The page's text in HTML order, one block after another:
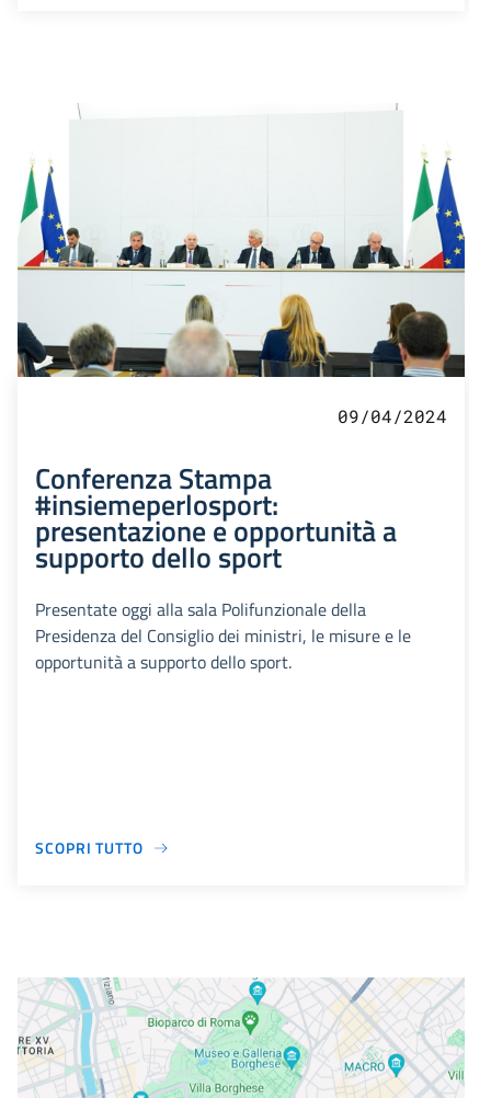
09/04/2024
Conferenza Stampa
#insiemeperlosport:
presentazione e opportunità a
supporto dello sport
Presentate oggi alla sala Polifunzionale della
Presidenza del Consiglio dei ministri, le misure e le
opportunità a supporto dello sport.
SCOPRI TUTTO